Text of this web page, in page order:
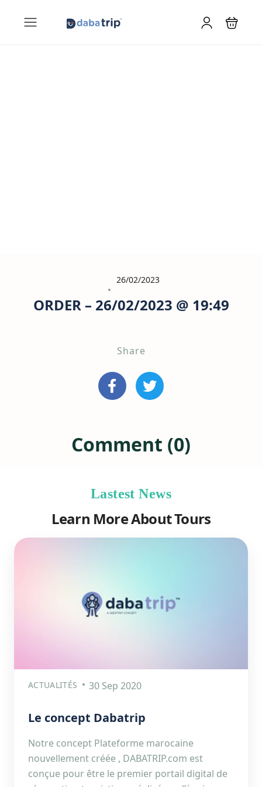
26/02/2023
ORDER – 26/02/2023 @ 19:49
Share
Comment (0)
Lastest News
Learn More About Tours
ACTUALITÉS 30 Sep 2020
Le concept Dabatrip
Notre concept Plateforme marocaine
nouvellement créée , DABATRIP.com est
conçue pour être le premier portail digital de